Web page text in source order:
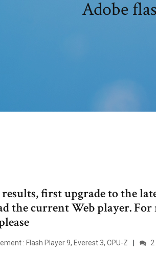
Adobe
results, first upgrade to the
the current Web player.
: Flash Player 9, Everest 3, CPU-Z